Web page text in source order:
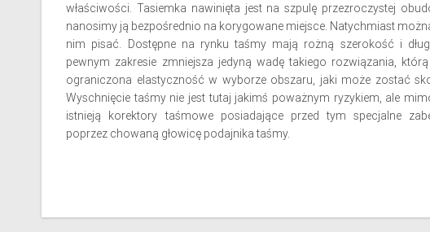
właściwości. Tasiemka nawinięta jest na szpulę przezroczystej
nanosimy ją bezpośrednio na korygowane miejsce. Natychmiast
nim pisać. Dostępne na rynku taśmy mają rożną szerokość i
pewnym zakresie zmniejsza jedyną wadę takiego rozwiązania,
ograniczona elastyczność w wyborze obszaru, jaki może zostać
Wyschnięcie taśmy nie jest tutaj jakimś poważnym ryzykiem, ale
istnieją korektory taśmowe posiadające przed tym specjalne
poprzez chowaną głowicę podajnika taśmy.